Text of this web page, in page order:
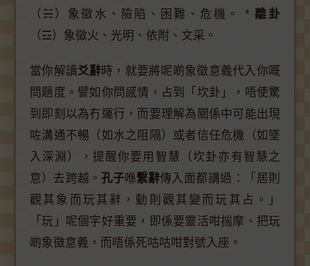
（☵）象徵水、險陷、困難、危機。 * 離卦
（☲）象徵火、光明、依附、文采。
當你解讀爻辭時，就要將呢啲象徵意義代入你嘅
問題度。譬如你問感情，占到「坎卦」，唔使驚
到即刻以為冇運行，而要理解為關係中可能出現
咗溝通不暢（如水之阻隔）或者信任危機（如墜
入深淵），提醒你要用智慧（坎卦亦有智慧之
意）去跨越。 孔子喺繫辭傳入面都講過：「居則
觀其象而玩其辭，動則觀其變而玩其占。」
「玩」呢個字好重要，即係要靈活咁揣摩、把玩
啲象徵意義，而唔係死咕咕咁對號入座。